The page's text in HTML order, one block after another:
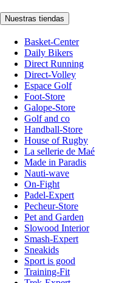
Nuestras tiendas
Basket-Center
Daily Bikers
Direct Running
Direct-Volley
Espace Golf
Foot-Store
Galope-Store
Golf and co
Handball-Store
House of Rugby
La sellerie de Maé
Made in Paradis
Nauti-wave
On-Fight
Padel-Expert
Pecheur-Store
Pet and Garden
Slowood Interior
Smash-Expert
Sneakids
Sport is good
Training-Fit